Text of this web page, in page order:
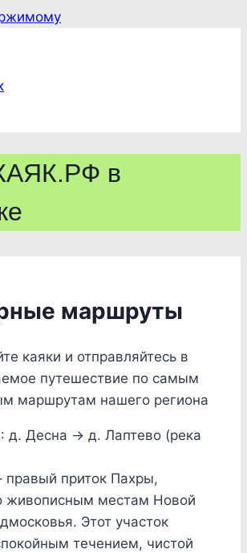
в
маршруты
каяки и отправляйтесь в
путешествие по самым
маршрутам нашего региона
Десна → д. Лаптево (река
правый приток Пахры,
живописным местам Новой
Этот участок
течением, чистой